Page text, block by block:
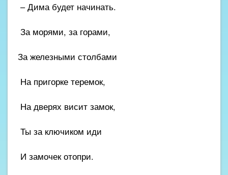
– Дима будет начинать.
За морями, за горами,
За железными столбами
На пригорке теремок,
На дверях висит замок,
Ты за ключиком иди
И замочек отопри.